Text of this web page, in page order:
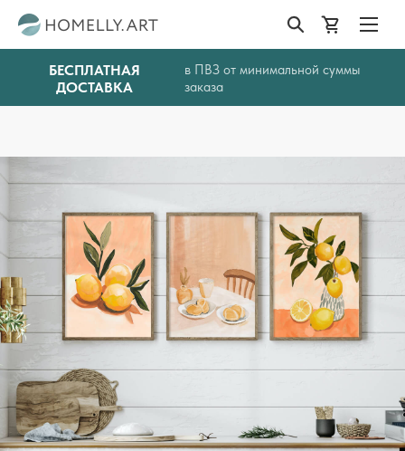
БЕСПЛАТНАЯ
ДОСТАВКА
в ПВЗ от минимальной суммы
заказа